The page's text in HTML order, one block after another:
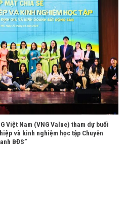
Việt Nam (VNG Value) tham dự buổi
và kinh nghiệm học tập Chuyên
BĐS”